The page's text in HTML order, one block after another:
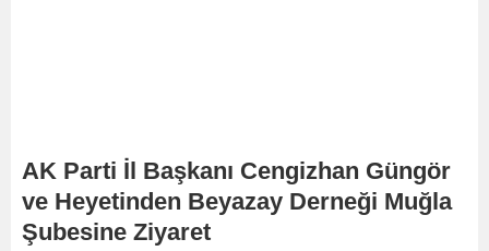
AK Parti İl Başkanı Cengizhan Güngör
ve Heyetinden Beyazay Derneği Muğla
Şubesine Ziyaret